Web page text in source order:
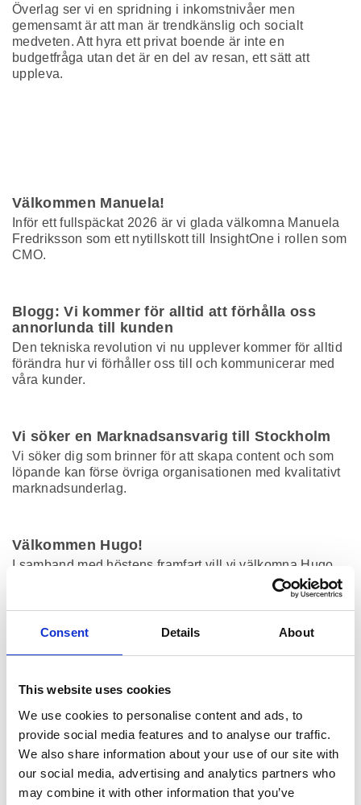
Consent Details About
This website uses cookies
We use cookies to personalise content and ads, to
provide social media features and to analyse our traffic.
We also share information about your use of our site with
our social media, advertising and analytics partners who
may combine it with other information that you’ve
Överlag ser vi en spridning i inkomstnivåer men
gemensamt är att man är trendkänslig och socialt
medveten. Att hyra ett privat boende är inte en
budgetfråga utan det är en del av resan, ett sätt att
uppleva.
Välkommen Manuela!
Inför ett fullspäckat 2026 är vi glada välkomna Manuela
Fredriksson som ett nytillskott till InsightOne i rollen som
CMO.
Blogg: Vi kommer för alltid att förhålla oss
annorlunda till kunden
Den tekniska revolution vi nu upplever kommer för alltid
förändra hur vi förhåller oss till och kommunicerar med
våra kunder.
Vi söker en Marknadsansvarig till Stockholm
Vi söker dig som brinner för att skapa content och som
löpande kan förse övriga organisationen med kvalitativt
marknadsunderlag.
Välkommen Hugo!
I samband med höstens framfart vill vi välkomna Hugo
Sjöberg, vår nya marknadsanalytiker, till teamet i
samman målgruppsinsikter och AI för att möta
kommunikation
Få en inblick i hur framtida arbetssätt ser ut när det
kommer till datadrivna konsumentinsikter och AI.